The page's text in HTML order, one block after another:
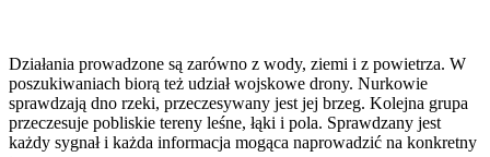
Działania prowadzone są zarówno z wody, ziemi i z powietrza. W
poszukiwaniach biorą też udział wojskowe drony. Nurkowie
sprawdzają dno rzeki, przeczesywany jest jej brzeg. Kolejna grupa
przeczesuje pobliskie tereny leśne, łąki i pola. Sprawdzany jest
każdy sygnał i każda informacja mogąca naprowadzić na konkretny